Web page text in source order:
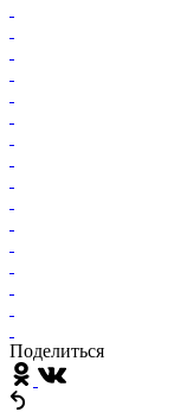
Поделиться